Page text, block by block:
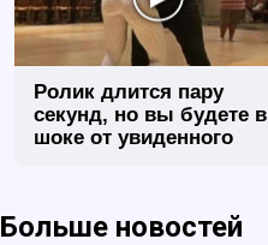
Ролик длится пару
секунд, но вы будете в
шоке от увиденного
Больше новостей